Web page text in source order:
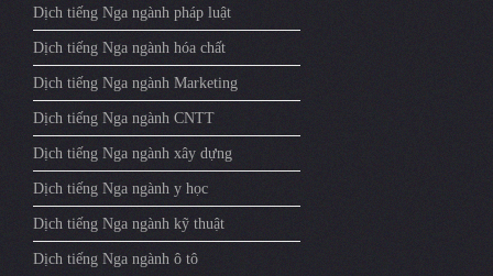
Dịch tiếng Nga ngành pháp luật
Dịch tiếng Nga ngành hóa chất
Dịch tiếng Nga ngành Marketing
Dịch tiếng Nga ngành CNTT
Dịch tiếng Nga ngành xây dựng
Dịch tiếng Nga ngành y học
Dịch tiếng Nga ngành kỹ thuật
Dịch tiếng Nga ngành ô tô